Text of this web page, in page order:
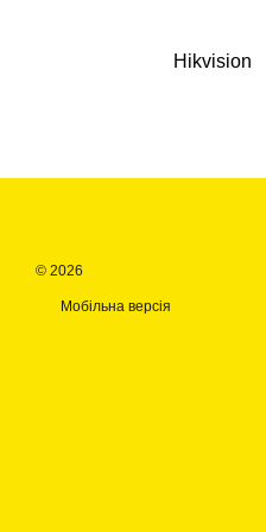
Hikvision
© 2026
Мобільна версія